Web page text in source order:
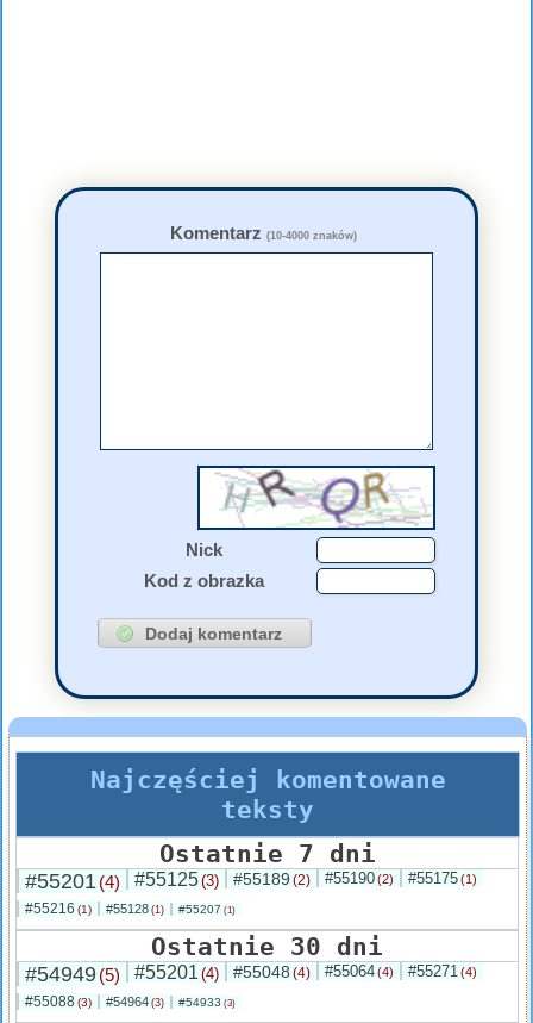
Komentarz (10-4000 znaków)
Nick
Kod z obrazka
Najczęściej komentowane
teksty
Ostatnie 7 dni
#55201(4) #55125(3) #55189 (2) #55190(2) #55175(1)
#55216 (1) #55128 (1) #55207 (1)
Ostatnie 30 dni
#54949(5) #55201 (4) #55048 (4) #55064(4) #55271(4)
#55088 (3) #54964 (3) #54933 (3)